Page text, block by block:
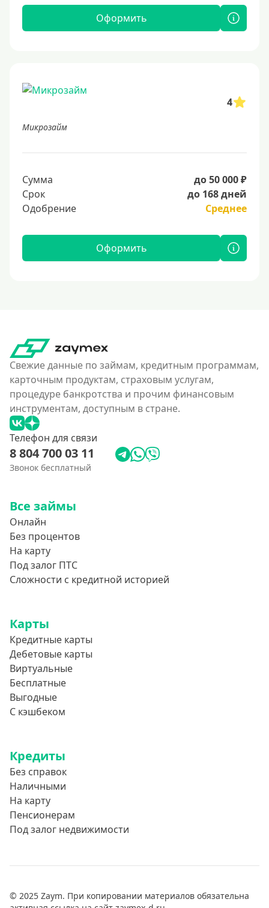
Оформить
4
Микрозайм
Сумма
до 50 000 ₽
Срок
до 168 дней
Одобрение
Среднее
Оформить
Свежие данные по займам, кредитным программам,
карточным продуктам, страховым услугам,
процедуре банкротства и прочим финансовым
инструментам, доступным в стране.
Телефон для связи
8 804 700 03 11
Звонок бесплатный
Все займы
Онлайн
Без процентов
На карту
Под залог ПТС
Сложности с кредитной историей
Карты
Кредитные карты
Дебетовые карты
Виртуальные
Бесплатные
Выгодные
С кэшбеком
Кредиты
Без справок
Наличными
На карту
Пенсионерам
Под залог недвижимости
© 2025 Zaym. При копировании материалов обязательна